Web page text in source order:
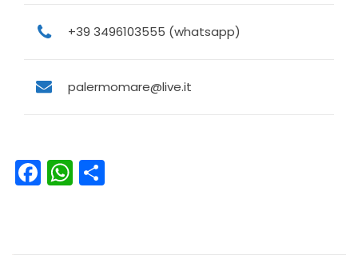
+39 3496103555 (whatsapp)
palermomare@live.it
Facebook
WhatsApp